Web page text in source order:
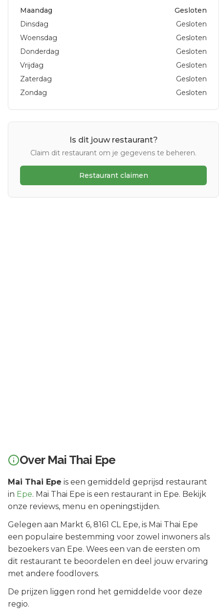
Maandag
Gesloten
Dinsdag
Gesloten
Woensdag
Gesloten
Donderdag
Gesloten
Vrijdag
Gesloten
Zaterdag
Gesloten
Zondag
Gesloten
Is dit jouw restaurant?
Claim dit restaurant om je gegevens te beheren.
Restaurant claimen
Over Mai Thai Epe
Mai Thai Epe is een gemiddeld geprijsd restaurant
in Epe. Mai Thai Epe is een restaurant in Epe. Bekijk
onze reviews, menu en openingstijden.
Gelegen aan Markt 6, 8161 CL Epe, is Mai Thai Epe
een populaire bestemming voor zowel inwoners als
bezoekers van Epe. Wees een van de eersten om
dit restaurant te beoordelen en deel jouw ervaring
met andere foodlovers.
De prijzen liggen rond het gemiddelde voor deze
regio.